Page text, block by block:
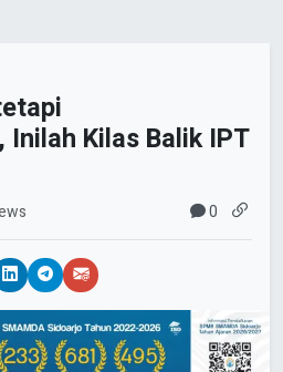
Inilah Kilas Balik IPT
0